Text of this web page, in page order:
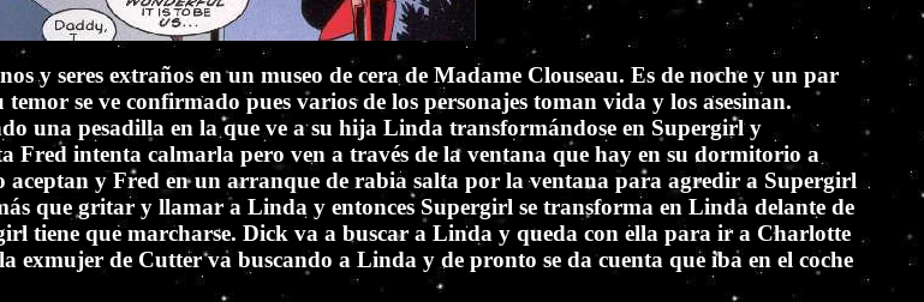
y seres extraños en un museo de cera de Madame Clouseau. Es de noche y un par
se ve confirmado pues varios de los personajes toman vida y los asesinan.
una pesadilla en la que ve a su hija Linda transformándose en Supergirl y
Fred intenta calmarla pero ven a través de la ventana que hay en su dormitorio a
aceptan y Fred en un arranque de rabia salta por la ventana para agredir a Supergirl
que gritar y llamar a Linda y entonces Supergirl se transforma en Linda delante de
tiene que marcharse. Dick va a buscar a Linda y queda con ella para ir a Charlotte
exmujer de Cutter va buscando a Linda y de pronto se da cuenta que iba en el coche